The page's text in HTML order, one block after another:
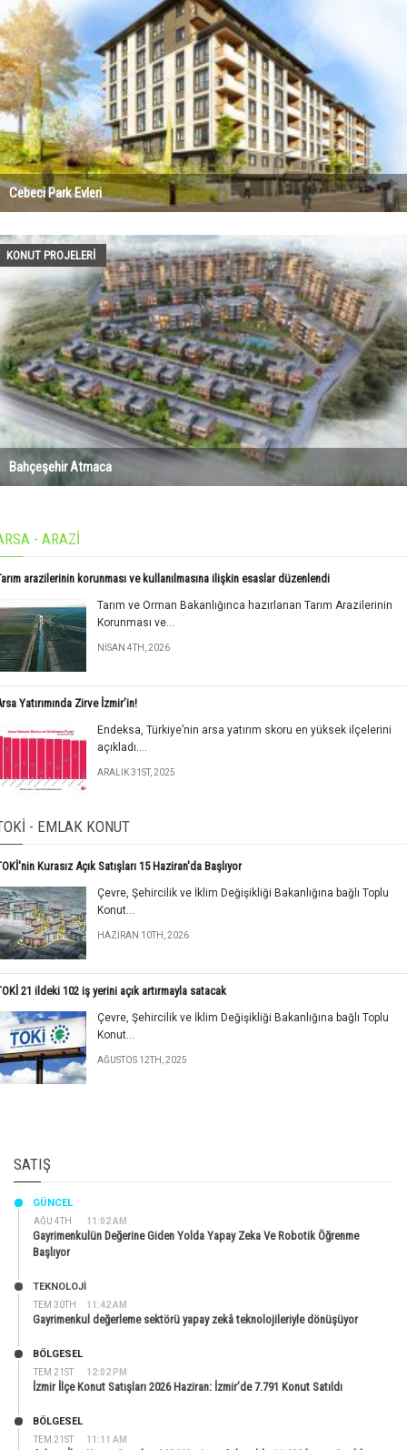
Cebeci Park Evleri
Bahçeşehir Atmaca
KONUT PROJELERI
- ARAZİ
arazilerinin korunması ve kullanılmasına ilişkin esaslar düzenlendi
Tarım ve Orman Bakanlığınca hazırlanan Tarım Arazilerinin
Korunması ve...
NISAN 4TH, 2026
Yatırımında Zirve İzmir’in!
Endeksa, Türkiye’nin arsa yatırım skoru en yüksek ilçelerini
açıkladı....
ARALIK 31ST, 2025
- EMLAK KONUT
Kurasız Açık Satışları 15 Haziran'da Başlıyor
Çevre, Şehircilik ve İklim Değişikliği Bakanlığına bağlı Toplu
Konut...
HAZIRAN 10TH, 2026
21 ildeki 102 iş yerini açık artırmayla satacak
Çevre, Şehircilik ve İklim Değişikliği Bakanlığına bağlı Toplu
Konut...
AĞUSTOS 12TH, 2025
SATIŞ
AĞU 4TH 11:02 AM
GÜNCEL
Gayrimenkulün Değerine Giden Yolda Yapay Zeka Ve Robotik Öğrenme
Başlıyor
TEM 30TH 11:42 AM
TEKNOLOJİ
Gayrimenkul değerleme sektörü yapay zekâ teknolojileriyle dönüşüyor
TEM 21ST 12:02 PM
BÖLGESEL
İzmir İlçe Konut Satışları 2026 Haziran: İzmir’de 7.791 Konut Satıldı
TEM 21ST 11:11 AM
BÖLGESEL